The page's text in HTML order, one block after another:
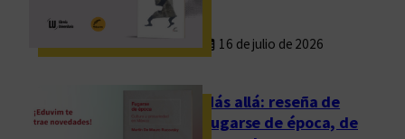
16 de julio de 2026
Más allá: reseña de
Fugarse de época, de